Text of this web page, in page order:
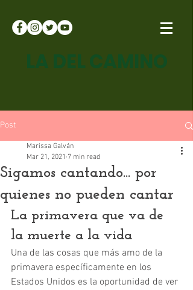
LA DEL CAMINO
Post
Sigamos cantando... por
quienes no pueden cantar
Marissa Galván
Mar 21, 2021 7 min read
La primavera que va de
la muerte a la vida
Una de las cosas que más amo de la
primavera específicamente en los
Estados Unidos es la oportunidad de ver